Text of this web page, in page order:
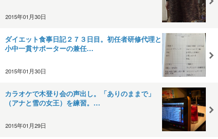
2015年01月30日
ダイエット食事日記２７３日目。初任者研修代理と
小中一貫サポーターの兼任…
2015年01月30日
カラオケで木登り会の声出し。「ありのままで」
（アナと雪の女王）を練習。…
2015年01月29日